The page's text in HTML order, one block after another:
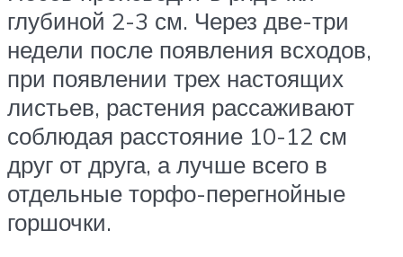
глубиной 2-3 см. Через две-три
недели после появления всходов,
при появлении трех настоящих
листьев, растения рассаживают
соблюдая расстояние 10-12 см
друг от друга, а лучше всего в
отдельные торфо-перегнойные
горшочки.